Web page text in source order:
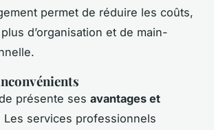
permet de réduire les coûts,
d’organisation et de main-
présente ses avantages et
Les services professionnels